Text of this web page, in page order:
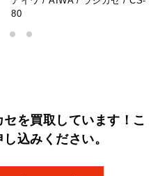
80
を買取しています！ こ
込みください。